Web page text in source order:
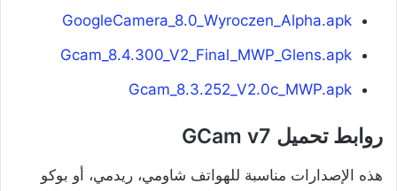
GoogleCamera_8.0_Wyroczen_Alpha.apk
Gcam_8.4.300_V2_Final_MWP_Glens.apk
Gcam_8.3.252_V2.0c_MWP.apk
روابط تحميل GCam v7
هذه الإصدارات مناسبة للهواتف شاومي، ريدمي، أو بوكو